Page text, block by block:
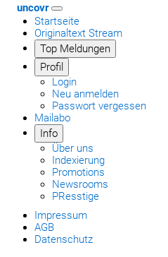
uncovr
Startseite
Originaltext Stream
Top Meldungen
Profil
Login
Neu anmelden
Passwort vergessen
Mailabo
Info
Über uns
Indexierung
Promotions
Newsrooms
PResstige
Impressum
AGB
Datenschutz